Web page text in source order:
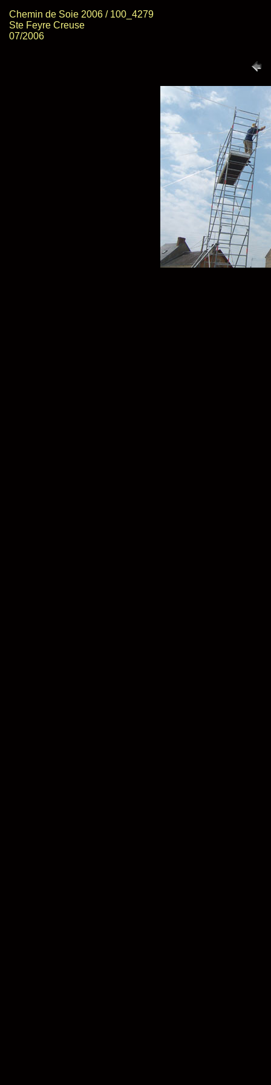
Chemin de Soie 2006 / 100_4279
Ste Feyre Creuse
07/2006